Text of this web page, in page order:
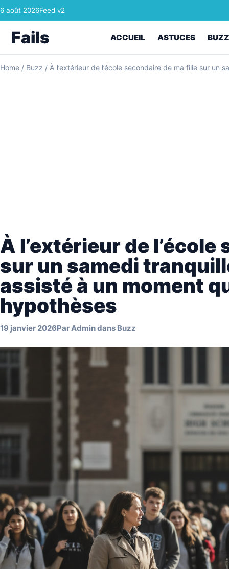
Skip to content
6 août 2026Feed v2
Fails ACCUEIL ASTUCES BUZZ
Home / Buzz / À l’extérieur de l’école secondaire de ma fille sur un
À l’extérieur de
sur un samedi
assisté à un moment
hypothèses
19 janvier 2026ParAdmindans Buzz